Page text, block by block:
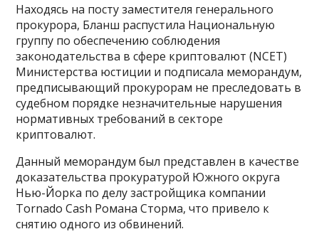
Находясь на посту заместителя генерального
прокурора, Бланш распустила Национальную
группу по обеспечению соблюдения
законодательства в сфере криптовалют (NCET)
Министерства юстиции и подписала меморандум,
предписывающий прокурорам не преследовать в
судебном порядке незначительные нарушения
нормативных требований в секторе
криптовалют.
Данный меморандум был представлен в качестве
доказательства прокуратурой Южного округа
Нью-Йорка по делу застройщика компании
Tornado Cash Романа Сторма, что привело к
снятию одного из обвинений.